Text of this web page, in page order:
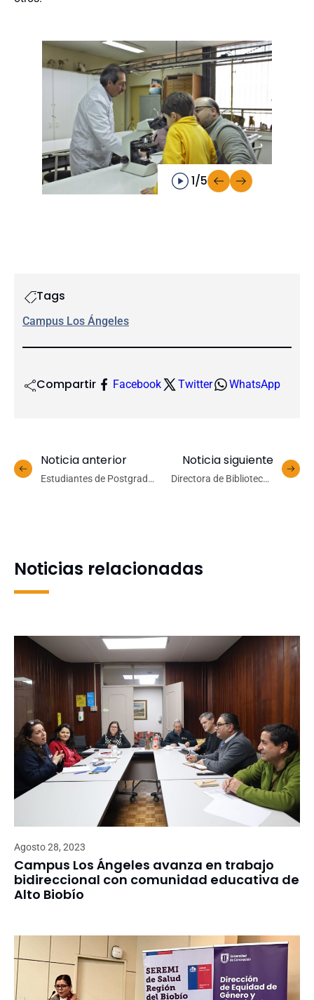
1/5
Tags
Campus Los Ángeles
Compartir Facebook Twitter WhatsApp
Noticia anterior
Estudiantes de Postgrado
Noticia siguiente
Directora de Bibliotecas
Noticias relacionadas
Agosto 28, 2023
Campus Los Ángeles avanza en trabajo
bidireccional con comunidad educativa de
Alto Biobío